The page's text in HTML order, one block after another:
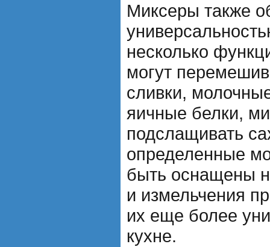
Миксеры также
несколько
могут
сливки,
яичные белки,
подслащивать
определенные
быть оснащены
и измельчения
их еще более
кухне.